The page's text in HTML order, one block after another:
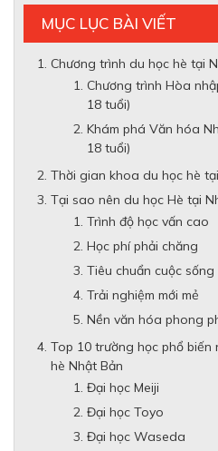
MỤC LỤC BÀI VIẾT
Chương trình du học hè tại
Chương trình Hòa
18 tuổi)
Khám phá Văn hóa
18 tuổi)
Thời gian khoa du học hè
Tại sao nên du học Hè tại
Trình độ học vấn cao
Học phí phải chăng
Tiêu chuẩn cuộc sống
Trải nghiệm mới mẻ
Nền văn hóa phong
Top 10 trường học phổ
hè Nhật Bản
Đại học Meiji
Đại học Toyo
Đại học Waseda